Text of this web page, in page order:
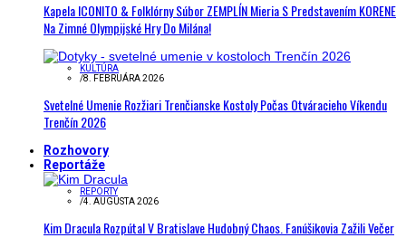
Kapela ICONITO & Folklórny Súbor ZEMPLÍN Mieria S Predstavením KORENE
Na Zimné Olympijské Hry Do Milána!
KULTÚRA
/8. FEBRUÁRA 2026
Svetelné Umenie Rozžiari Trenčianske Kostoly Počas Otváracieho Víkendu
Trenčín 2026
Rozhovory
Reportáže
REPORTY
/4. AUGUSTA 2026
Kim Dracula Rozpútal V Bratislave Hudobný Chaos. Fanúšikovia Zažili Večer